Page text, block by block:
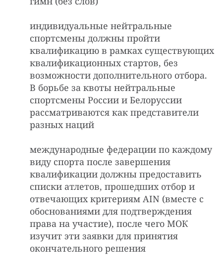
индивидуальные нейтральные
спортсмены должны пройти
квалификацию в рамках существующих
квалификационных стартов, без
возможности дополнительного отбора.
В борьбе за квоты нейтральные
спортсмены России и Белоруссии
рассматриваются как представители
разных наций
международные федерации по каждому
виду спорта после завершения
квалификации должны предоставить
списки атлетов, прошедших отбор и
отвечающих критериям AIN (вместе с
обоснованиями для подтверждения
права на участие), после чего МОК
изучит эти заявки для принятия
окончательного решения